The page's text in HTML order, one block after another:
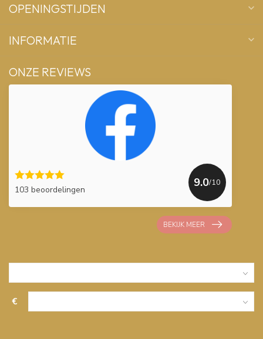
OPENINGSTIJDEN
INFORMATIE
ONZE REVIEWS
103 beoordelingen
9.0/10
BEKIJK MEER
€